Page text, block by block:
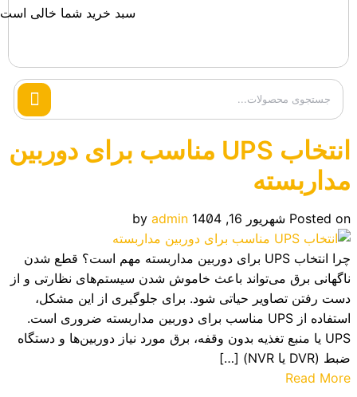
سبد خرید شما خالی
Search
انتخاب UPS مناسب برای دوربین
مداربسته
Posted on شهریور 16, 1404 by admin
چرا انتخاب UPS برای دوربین مداربسته مهم است؟ قطع شدن
ناگهانی برق می‌تواند باعث خاموش شدن سیستم‌های نظارتی و از
دست رفتن تصاویر حیاتی شود. برای جلوگیری از این مشکل،
استفاده از UPS مناسب برای دوربین مداربسته ضروری است.
UPS یا منبع تغذیه بدون وقفه، برق مورد نیاز دوربین‌ها و دستگاه
ضبط (DVR یا NVR) […]
Read More